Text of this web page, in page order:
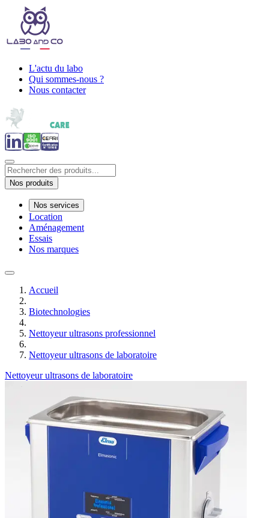
L'actu du labo
Qui sommes-nous ?
Nous contacter
Nos produits
Nos services
Location
Aménagement
Essais
Nos marques
Accueil
Biotechnologies
Nettoyeur ultrasons professionnel
Nettoyeur ultrasons de laboratoire
Nettoyeur ultrasons de laboratoire